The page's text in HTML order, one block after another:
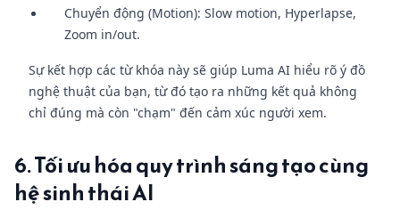
Chuyển động (Motion): Slow motion, Hyperlapse,
Zoom in/out.
Sự kết hợp các từ khóa này sẽ giúp Luma AI hiểu rõ ý đồ
nghệ thuật của bạn, từ đó tạo ra những kết quả không
chỉ đúng mà còn "chạm" đến cảm xúc người xem.
6. Tối ưu hóa quy trình sáng tạo cùng
hệ sinh thái AI